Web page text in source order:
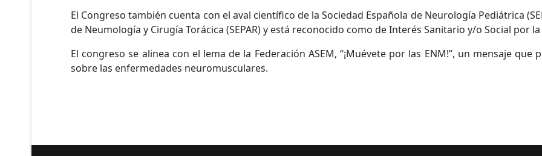
El Congreso también cuenta con el aval científico de la Sociedad Española de Neurología Pediátrica
de Neumología y Cirugía Torácica (SEPAR) y está reconocido como de Interés Sanitario y/o Social por
El congreso se alinea con el lema de la Federación ASEM, “¡Muévete por las ENM!”, un mensaje
sobre las enfermedades neuromusculares.